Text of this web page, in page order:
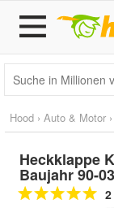
Hood › Auto & Motor ›
Heckklappe
Baujahr 90-
2